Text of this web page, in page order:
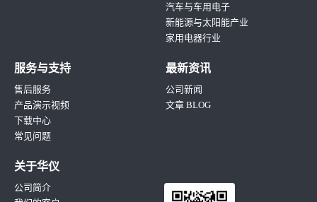
汽车与车用电子
新能源与太阳能产业
家用电器行业
服务与支持
售后服务
产品演示视频
下载中心
常见问题
最新资讯
公司新闻
文章 BLOG
关于华仪
公司简介